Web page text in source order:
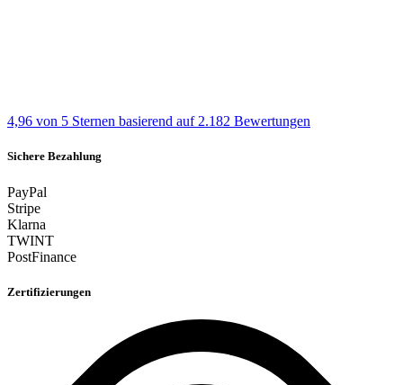
4,96 von 5 Sternen basierend auf 2.182 Bewertungen
Sichere Bezahlung
PayPal
Stripe
Klarna
TWINT
PostFinance
Zertifizierungen